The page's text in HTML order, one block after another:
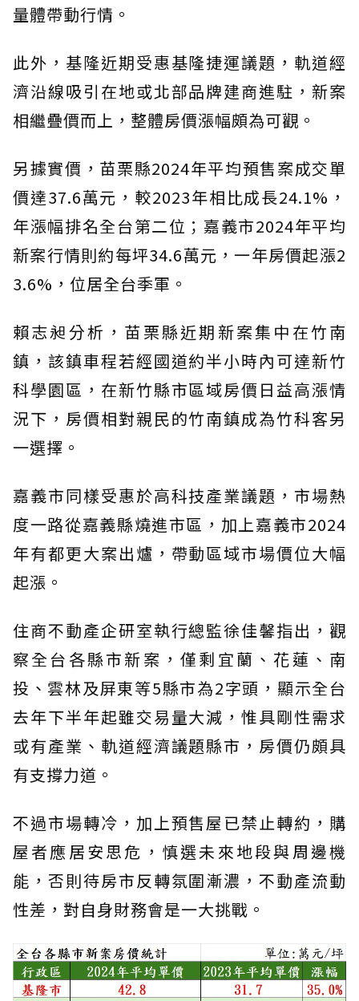
量體帶動行情。
此外，基隆近期受惠基隆捷運議題，軌道經
濟沿線吸引在地或北部品牌建商進駐，新案
相繼疊價而上，整體房價漲幅頗為可觀。
另據實價，苗栗縣2024年平均預售案成交單
價達37.6萬元，較2023年相比成長24.1%，
年漲幅排名全台第二位；嘉義市2024年平均
新案行情則約每坪34.6萬元，一年房價起漲2
3.6%，位居全台季軍。
賴志昶分析，苗栗縣近期新案集中在竹南
鎮，該鎮車程若經國道約半小時內可達新竹
科學園區，在新竹縣市區域房價日益高漲情
況下，房價相對親民的竹南鎮成為竹科客另
一選擇。
嘉義市同樣受惠於高科技產業議題，市場熱
度一路從嘉義縣燒進市區，加上嘉義市2024
年有都更大案出爐，帶動區域市場價位大幅
起漲。
住商不動產企研室執行總監徐佳馨指出，觀
察全台各縣市新案，僅剩宜蘭、花蓮、南
投、雲林及屏東等5縣市為2字頭，顯示全台
去年下半年起雖交易量大減，惟具剛性需求
或有產業、軌道經濟議題縣市，房價仍頗具
有支撐力道。
不過市場轉冷，加上預售屋已禁止轉約，購
屋者應居安思危，慎選未來地段與周邊機
能，否則待房市反轉氛圍漸濃，不動產流動
性差，對自身財務會是一大挑戰。